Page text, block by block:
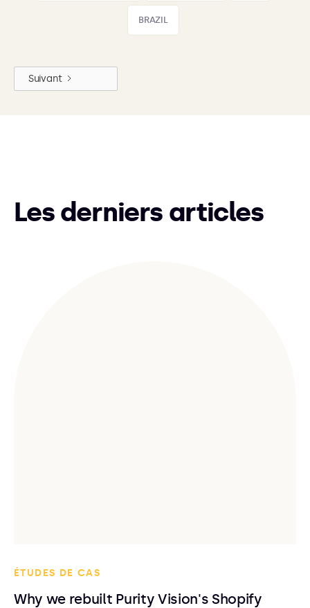
BRAZIL
Suivant
Les derniers articles
ÉTUDES DE CAS
Why we rebuilt Purity Vision's Shopify